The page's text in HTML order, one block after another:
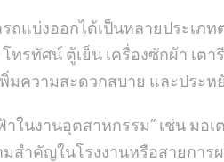
แบ่งออกได้เป็นหลายประเภท
ทรทัศน์ ตู้เย็น เครื่องซักผ้า เต
มความสะดวกสบาย และประห
ในงานอุตสาหกรรม” เช่น มอ
ำคัญในโรงงานหรือสายการ